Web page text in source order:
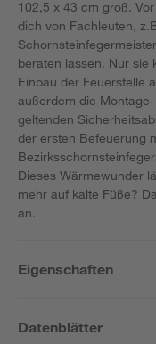
102,5 x 43 cm groß.
dich von Fachleuten,
beraten lassen. Nur sie
Einbau der Feuerstelle
außerdem die
geltenden
der ersten Befeuerung
Dieses Wärmewunder
mehr auf kalte Füße?
an.
Eigenschaften
Datenblätter